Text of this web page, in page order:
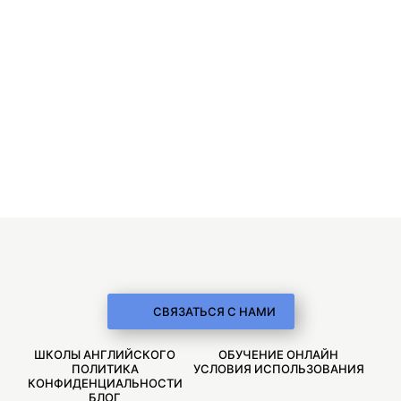
СВЯЗАТЬСЯ С НАМИ
ШКОЛЫ АНГЛИЙСКОГО
ОБУЧЕНИЕ ОНЛАЙН
ПОЛИТИКА
КОНФИДЕНЦИАЛЬНОСТИ
УСЛОВИЯ ИСПОЛЬЗОВАНИЯ
БЛОГ